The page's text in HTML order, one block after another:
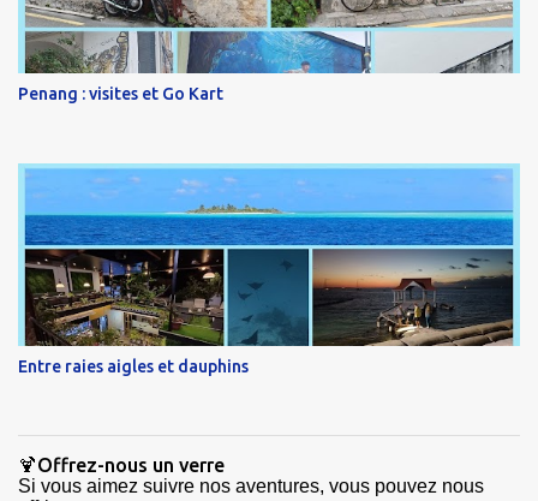
Penang : visites et Go Kart
Entre raies aigles et dauphins
🍹Offrez-nous un verre
Si vous aimez suivre nos aventures, vous pouvez nous